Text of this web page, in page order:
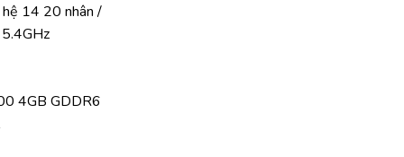
₫.
tại
14 20 nhân /
4GB GDDR6